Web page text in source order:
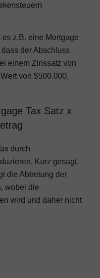
es z.B. eine Mortgage
der Abschluss
einem Zinssatz von
von $500.000,
Tax Satz x
durch
Kurz gesagt,
die Abtretung der
wobei die
wird und daher nicht